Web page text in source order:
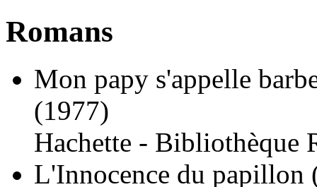
Romans
Mon papy s'appelle
(1977)
Hachette - Bibliothèque
L'Innocence du papillon